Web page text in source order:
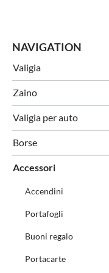
Valigia
Zaino
Valigia per auto
Borse
Accessori
Accendini
Portafogli
Buoni regalo
Portacarte